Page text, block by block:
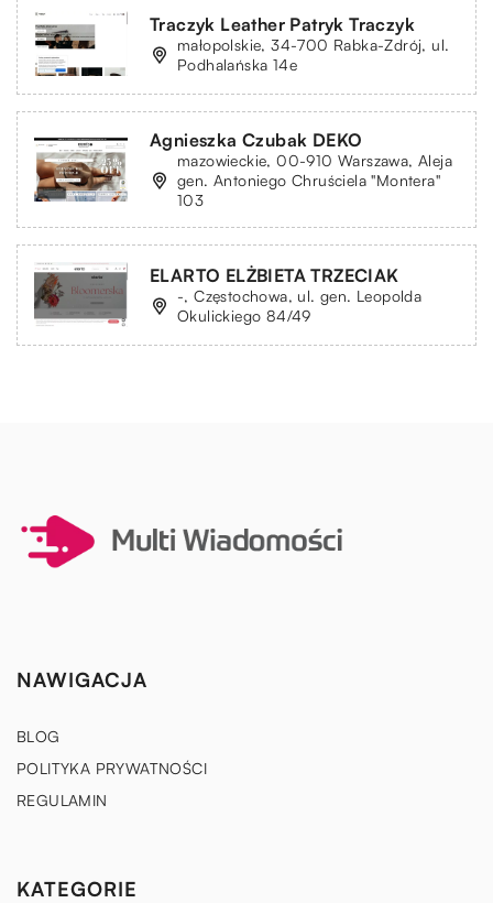
Traczyk Leather Patryk Traczyk
małopolskie, 34-700 Rabka-Zdrój, ul.
Podhalańska 14e
Agnieszka Czubak DEKO
mazowieckie, 00-910 Warszawa, Aleja
gen. Antoniego Chruściela "Montera"
103
ELARTO ELŻBIETA TRZECIAK
-, Częstochowa, ul. gen. Leopolda
Okulickiego 84/49
NAWIGACJA
BLOG
POLITYKA PRYWATNOŚCI
REGULAMIN
KATEGORIE